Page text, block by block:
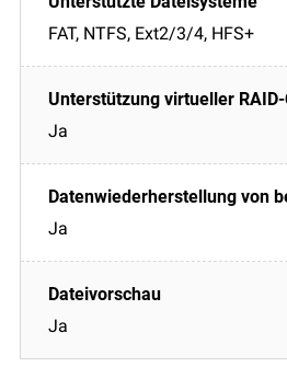
FAT, NTFS, Ext2/3/4, HFS+
Ja
Ja
Ja